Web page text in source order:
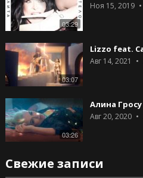
03:29
Ноя 15, 2019
03:07
Lizzo feat.
Авг 14, 2021
03:26
Алина
Авг 20, 2020
Свежие записи